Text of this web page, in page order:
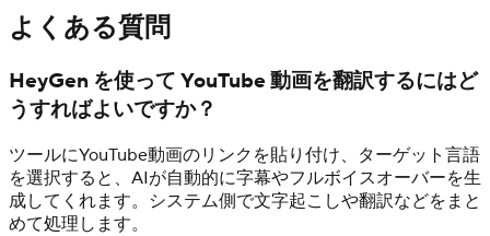
よくある質問
HeyGen を使って YouTube 動画を翻訳するにはど
うすればよいですか？
ツールにYouTube動画のリンクを貼り付け、ターゲット言語
を選択すると、AIが自動的に字幕やフルボイスオーバーを生
成してくれます。システム側で文字起こしや翻訳などをまと
めて処理します。